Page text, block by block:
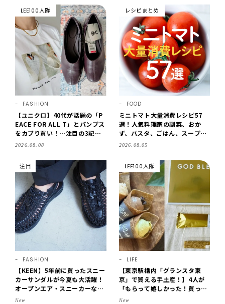
LEE100人隊
FASHION
【ユニクロ】40代が話題の「P
EACE FOR ALL T」とパンプス
をカブり買い！…注目の3記事
をチェック♪【LEE100人隊・2
2026.08.08
レシピまとめ
FOOD
ミニトマト大量消費レシピ57
選！人気料理家の副菜、おか
ず、パスタ、ごはん、スープま
で【保存版】
2026.08.05
注目
FASHION
【KEEN】5年前に買ったスニー
カーサンダルが今夏も大活躍！
オープンエア・スニーカーなら
涼しくて歩きやすい【LEE編集
New
LEE100人隊
LIFE
【東京駅構内「グランスタ東
京」で買える手土産！】4人が
「もらって嬉しかった！買って
よかった」スイーツを拝見♪G
New